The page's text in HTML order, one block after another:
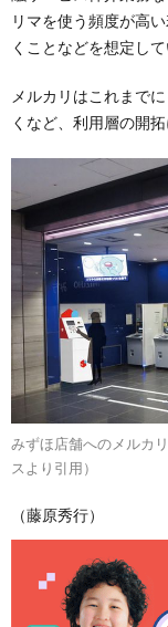
リマを使う頻度が高
くことなどを想定して
メルカリはこれまで
くなど、利用層の開拓
みずほ店舗へのメルカ
スより引用）
（藤原秀行）